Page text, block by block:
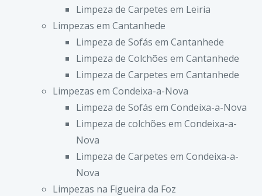
Limpeza de Carpetes em Leiria
Limpezas em Cantanhede
Limpeza de Sofás em Cantanhede
Limpeza de Colchões em Cantanhede
Limpeza de Carpetes em Cantanhede
Limpezas em Condeixa-a-Nova
Limpeza de Sofás em Condeixa-a-Nova
Limpeza de colchões em Condeixa-a-
Nova
Limpeza de Carpetes em Condeixa-a-
Nova
Limpezas na Figueira da Foz